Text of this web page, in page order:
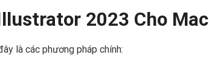
2023 Cho Mac
là các phương pháp chính: